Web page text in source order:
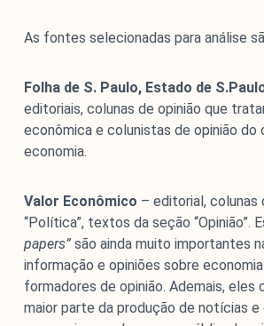
As fontes selecionadas para análise
Folha de S. Paulo, Estado de
editoriais, colunas de opinião que
econômica e colunistas de opinião do
economia.
Valor Econômico – editorial, colunas
“Política”, textos da seção “Opinião”.
papers” são ainda muito importantes
informação e opiniões sobre
formadores de opinião. Ademais, eles
maior parte da produção de notícias e